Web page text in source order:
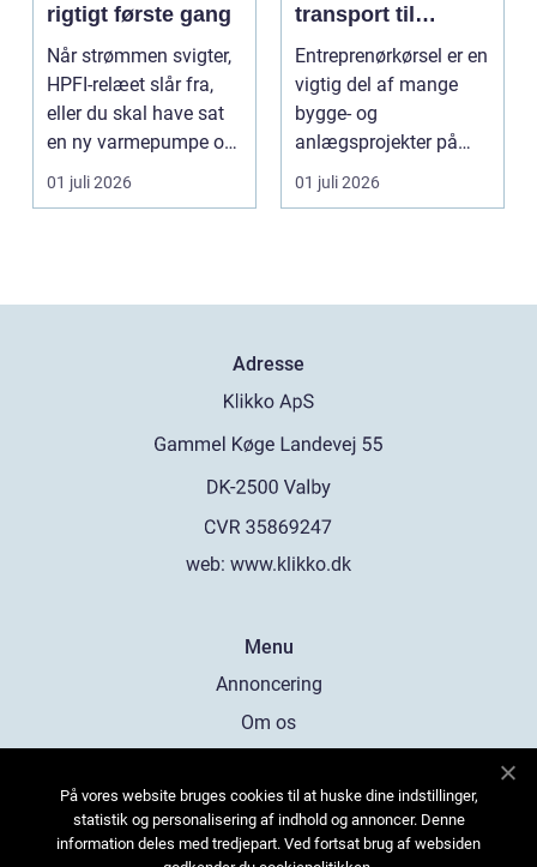
rigtigt første gang
Når strømmen svigter,
HPFI-relæet slår fra,
eller du skal have sat
en ny varmepumpe op,
er en profes...
01 juli 2026
transport til
bygge- og
anlægsopgaver
Entreprenørkørsel er en
vigtig del af mange
bygge- og
anlægsprojekter på
Sjælland. Når jord skal
fly...
01 juli 2026
Adresse
web: www.klikko.dk
Menu
Annoncering
Om os
Kontakt os
Sitemap
På vores website bruges cookies til at huske dine indstillinger,
statistik og personalisering af indhold og annoncer. Denne
information deles med tredjepart. Ved fortsat brug af websiden